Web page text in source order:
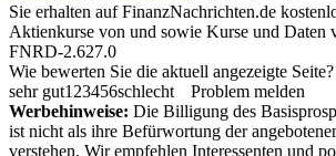
Sie erhalten auf FinanzNachrichten.de
Aktienkurse von und sowie Kurse und Daten
FNRD-2.627.0
Wie bewerten Sie die aktuell angezeigte Seite?
sehr gut1 23456schlecht
Problem melden
Werbehinweise: Die Billigung des
ist nicht als ihre Befürwortung der
verstehen. Wir empfehlen Interessenten und